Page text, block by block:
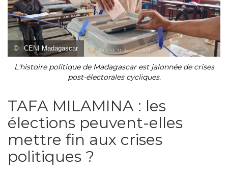
© CENI Madagascar
L'histoire politique de Madagascar est jalonnée de crises
post-électorales cycliques.
TAFA MILAMINA : les
élections peuvent-elles
mettre fin aux crises
politiques ?